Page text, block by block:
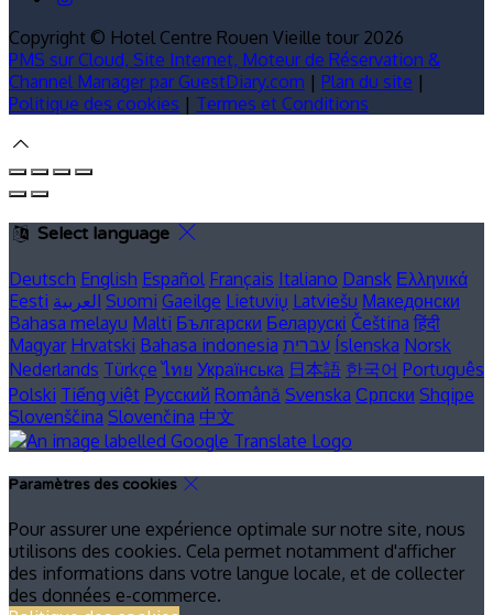
Copyright © Hotel Centre Rouen Vieille tour 2026
PMS sur Cloud, Site Internet, Moteur de Réservation &
Channel Manager par GuestDiary.com | Plan du site |
Politique des cookies | Termes et Conditions
Select language
Deutsch English Español Français Italiano Dansk Ελληνικά
Eesti العربية Suomi Gaeilge Lietuvių Latviešu Македонски
Bahasa melayu Malti Български Беларускі Čeština हिंदी
Magyar Hrvatski Bahasa indonesia עברית Íslenska Norsk
Nederlands Türkçe ไทย Українська 日本語 한국어 Português
Polski Tiếng việt Русский Română Svenska Српски Shqipe
Slovenščina Slovenčina 中文
Paramètres des cookies
Pour assurer une expérience optimale sur notre site, nous
utilisons des cookies. Cela permet notamment d'afficher
des informations dans votre langue locale, et de collecter
des données e-commerce.